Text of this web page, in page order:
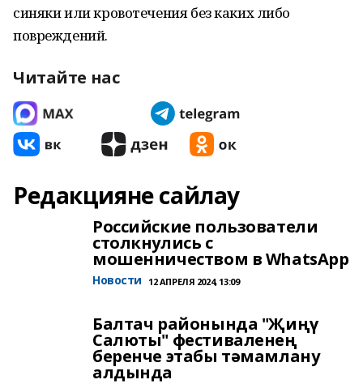
синяки или кровотечения без каких либо
повреждений.
Читайте нас
Редакцияне сайлау
Российские пользователи
столкнулись с
мошенничеством в WhatsApp
Новости 12 АПРЕЛЯ 2024, 13:09
Балтач районында "Җиңү
Салюты" фестиваленең
беренче этабы тәмамлану
алдында